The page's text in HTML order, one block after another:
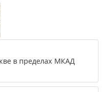
в пределах МКАД